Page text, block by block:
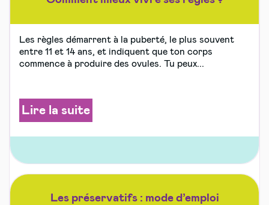
Les règles démarrent à la puberté, le plus souvent
entre 11 et 14 ans, et indiquent que ton corps
commence à produire des ovules. Tu peux...
Lire la suite
Les préservatifs : mode d’emploi